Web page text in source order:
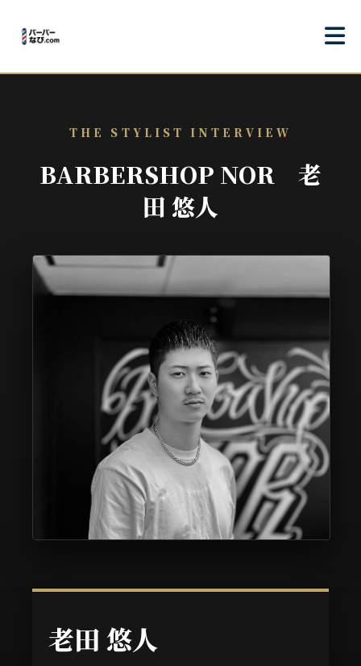
THE STYLIST INTERVIEW
BARBERSHOP NOR 老
田 悠人
老田 悠人